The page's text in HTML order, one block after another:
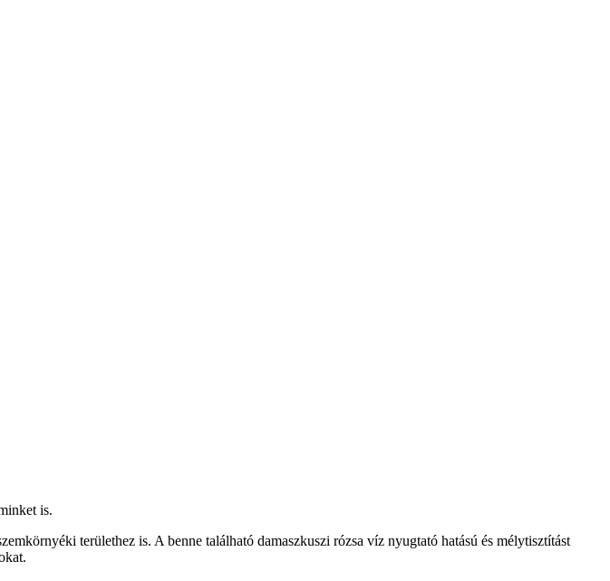
is.
területhez is. A benne található damaszkuszi rózsa víz nyugtató hatású és mélytisztítást